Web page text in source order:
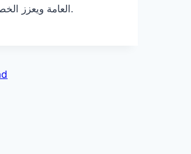
يحمي بياناتك أثناء الاتصال بشبكات Wi-Fi العامة ويعزز الخصوصية.